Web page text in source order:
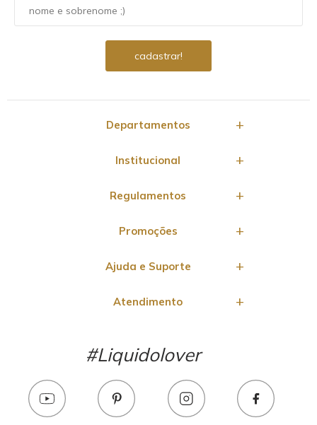
Departamentos
Institucional
Regulamentos
Promoções
Ajuda e Suporte
Atendimento
#Liquidolover